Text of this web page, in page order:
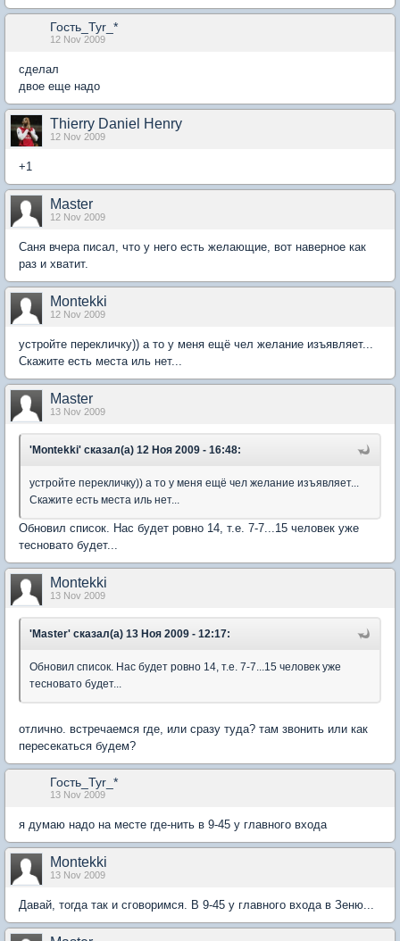
Гость_Tyr_*
12 Nov 2009
сделал
двое еще надо
Thierry Daniel Henry
12 Nov 2009
+1
Master
12 Nov 2009
Саня вчера писал, что у него есть желающие, вот наверное как
раз и хватит.
Montekki
12 Nov 2009
устройте перекличку)) а то у меня ещё чел желание изъявляет...
Скажите есть места иль нет...
Master
13 Nov 2009
'Montekki' сказал(а) 12 Ноя 2009 - 16:48:
устройте перекличку)) а то у меня ещё чел желание изъявляет...
Скажите есть места иль нет...
Обновил список. Нас будет ровно 14, т.е. 7-7...15 человек уже
тесновато будет...
Montekki
13 Nov 2009
'Master' сказал(а) 13 Ноя 2009 - 12:17:
Обновил список. Нас будет ровно 14, т.е. 7-7...15 человек уже
тесновато будет...
отлично. встречаемся где, или сразу туда? там звонить или как
пересекаться будем?
Гость_Tyr_*
13 Nov 2009
я думаю надо на месте где-нить в 9-45 у главного входа
Montekki
13 Nov 2009
Давай, тогда так и сговоримся. В 9-45 у главного входа в Зеню...